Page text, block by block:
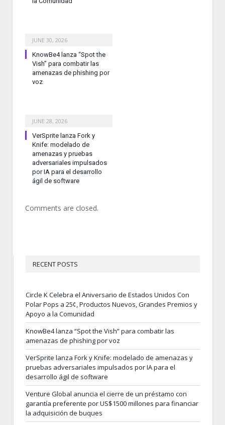
JUNE 30, 2026
KnowBe4 lanza “Spot the
Vish” para combatir las
amenazas de phishing por
voz
JUNE 28, 2026
VerSprite lanza Fork y
Knife: modelado de
amenazas y pruebas
adversariales impulsados
por IA para el desarrollo
ágil de software
Comments are closed.
RECENT POSTS
Circle K Celebra el Aniversario de Estados Unidos Con
Polar Pops a 25¢, Productos Nuevos, Grandes Premios y
Apoyo a la Comunidad
KnowBe4 lanza “Spot the Vish” para combatir las
amenazas de phishing por voz
VerSprite lanza Fork y Knife: modelado de amenazas y
pruebas adversariales impulsados por IA para el
desarrollo ágil de software
Venture Global anuncia el cierre de un préstamo con
garantía preferente por US$1500 millones para financiar
la adquisición de buques